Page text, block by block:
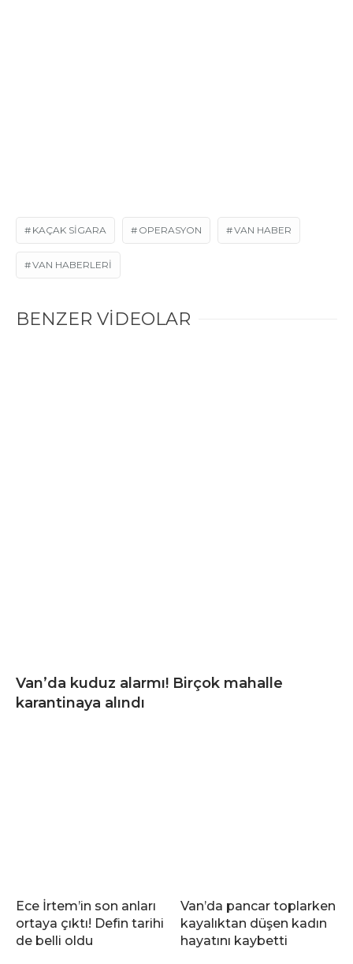
KAÇAK SIGARA OPERASYON VAN HABER
VAN HABERLERI
BENZER VİDEOLAR
Van’da kuduz alarmı! Birçok mahalle
karantinaya alındı
Ece İrtem’in son anları
ortaya çıktı! Defin tarihi
de belli oldu
Van’da pancar toplarken
kayalıktan düşen kadın
hayatını kaybetti